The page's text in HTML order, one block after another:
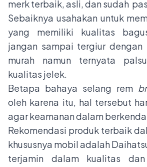
merk terbaik, asli, dan sudah
Sebaiknya usahakan untuk
yang memiliki kualitas
jangan sampai tergiur dengan
murah namun ternyata
kualitas jelek.
Betapa bahaya selang rem
oleh karena itu, hal tersebut
agar keamanan dalam
Rekomendasi produk terbaik
khususnya mobil adalah
terjamin dalam kualitas